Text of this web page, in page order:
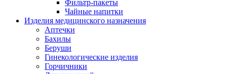
Фильтр-пакеты
Чайные напитки
Изделия медицинского назначения
Аптечки
Бахилы
Беруши
Гинекологические изделия
Горчичники